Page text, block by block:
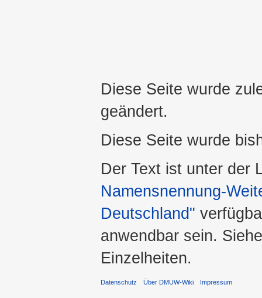
Diese Seite wurde
geändert.
Diese Seite wurde
Der Text ist unter der
Namensnennung-
Deutschland"
anwendbar sein.
Einzelheiten.
Datenschutz Über DMUW-Wiki Impressum